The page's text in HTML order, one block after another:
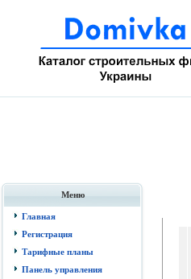
Меню
Главная
Регистрация
Тарифные планы
Панель управления